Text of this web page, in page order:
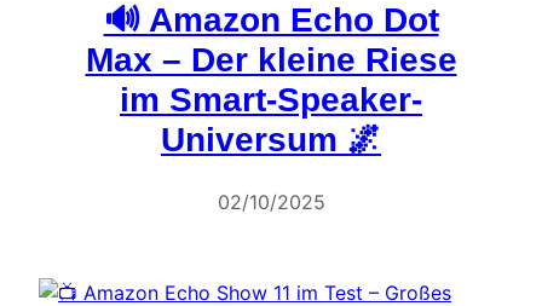
🔊 Amazon Echo Dot
Max – Der kleine Riese
im Smart-Speaker-
Universum 🌌
02/10/2025